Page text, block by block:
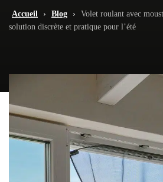
Accueil › Blog ›
Volet roulant avec
solution discrète et pratique pour l’été